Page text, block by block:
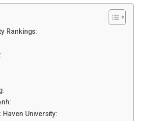
Rankings:
University: